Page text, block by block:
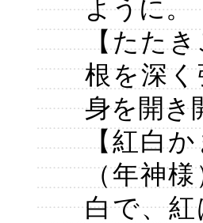
ように。
【たた
根を深
身を開き
【紅白
（年神
白で、